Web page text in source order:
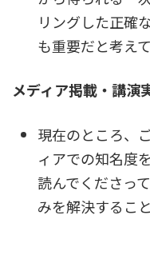
リングした正確
も重要だと考え
メディア掲載・講演
現在のところ、
ィアでの知名度
読んでくださっ
みを解決するこ